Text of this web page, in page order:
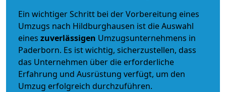
Ein wichtiger Schritt bei der Vorbereitung eines
Umzugs nach Hildburghausen ist die Auswahl
eines zuverlässigen Umzugsunternehmens in
Paderborn. Es ist wichtig, sicherzustellen, dass
das Unternehmen über die erforderliche
Erfahrung und Ausrüstung verfügt, um den
Umzug erfolgreich durchzuführen.